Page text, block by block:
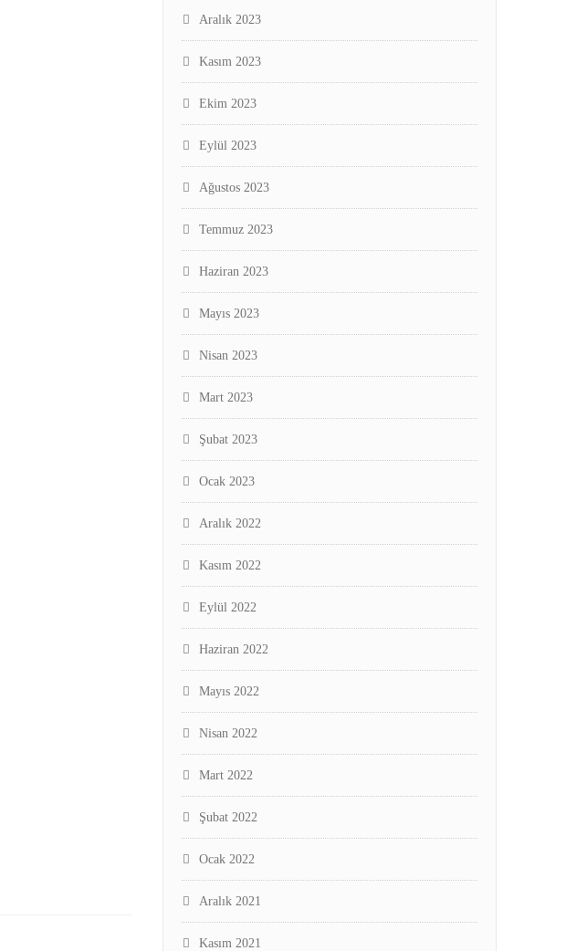
Aralık 2023
Kasım 2023
Ekim 2023
Eylül 2023
Ağustos 2023
Temmuz 2023
Haziran 2023
Mayıs 2023
Nisan 2023
Mart 2023
Şubat 2023
Ocak 2023
Aralık 2022
Kasım 2022
Eylül 2022
Haziran 2022
Mayıs 2022
Nisan 2022
Mart 2022
Şubat 2022
Ocak 2022
Aralık 2021
Kasım 2021